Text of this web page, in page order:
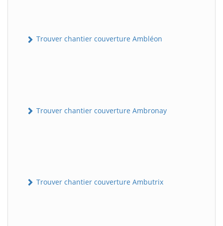
Trouver chantier couverture Ambléon
Trouver chantier couverture Ambronay
Trouver chantier couverture Ambutrix